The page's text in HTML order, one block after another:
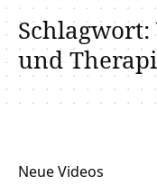
Schlagwort:
und
Neue Videos